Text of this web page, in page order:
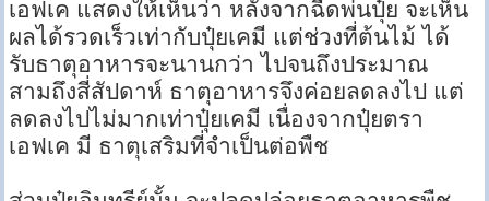
เอฟเค แสดงให้เห็นว่า หลังจากฉีดพ่นปุ๋ย จะเห็น
ผลได้รวดเร็วเท่ากับปุ๋ยเคมี แต่ช่วงที่ต้นไม้ ได้
รับธาตุอาหารจะนานกว่า ไปจนถึงประมาณ
สามถึงสี่สัปดาห์ ธาตุอาหารจึงค่อยลดลงไป แต่
ลดลงไปไม่มากเท่าปุ๋ยเคมี เนื่องจากปุ๋ยตรา
เอฟเค มี ธาตุเสริมที่จำเป็นต่อพืช